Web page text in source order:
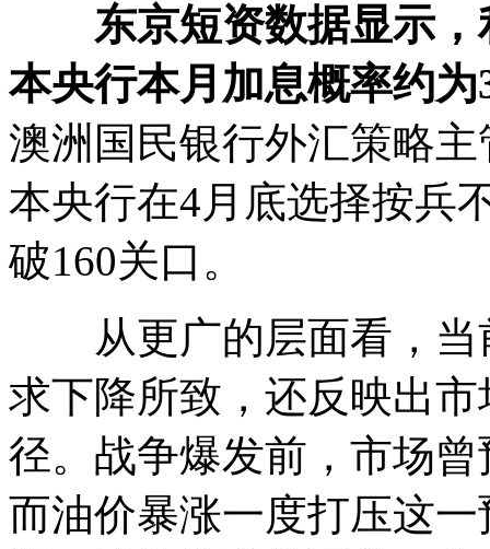
东京短资数据显示
本央行本月加息概率约
澳洲国民银行外汇策略
本央行在4月底选择按兵
破160关口。
从更广的层面看，当
求下降所致，还反映出
径。战争爆发前，市场
而油价暴涨一度打压这